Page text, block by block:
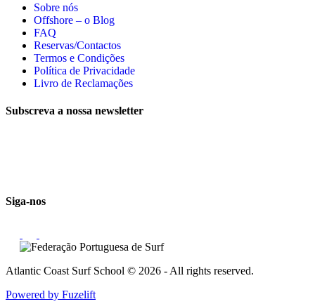
Sobre nós
Offshore – o Blog
FAQ
Reservas/Contactos
Termos e Condições
Política de Privacidade
Livro de Reclamações
Subscreva a nossa newsletter
Siga-nos
Atlantic Coast Surf School © 2026 - All rights reserved.
Powered by Fuzelift